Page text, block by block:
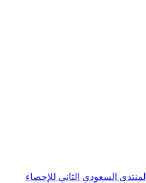
المنتدى السعودي الثاني للإحصاء